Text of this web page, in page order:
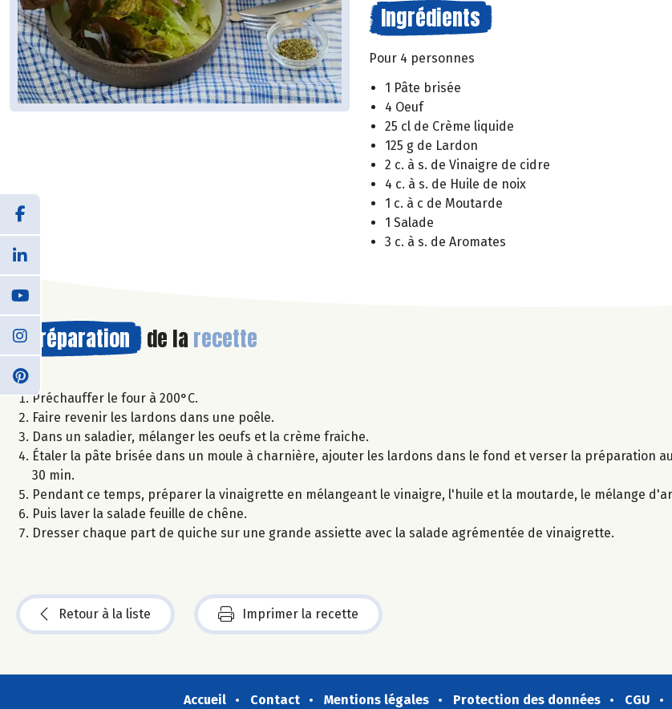
Ingrédients
Pour 4 personnes
1 Pâte brisée
4 Oeuf
25 cl de Crème liquide
125 g de Lardon
2 c. à s. de Vinaigre de cidre
4 c. à s. de Huile de noix
1 c. à c de Moutarde
1 Salade
3 c. à s. de Aromates
Préparation de la recette
Préchauffer le four à 200°C.
Faire revenir les lardons dans une poêle.
Dans un saladier, mélanger les oeufs et la crème fraiche.
Étaler la pâte brisée dans un moule à charnière, ajouter les lardons dans le fond et verser la préparation
30 min.
Pendant ce temps, préparer la vinaigrette en mélangeant le vinaigre, l'huile et la moutarde, le mélange
Puis laver la salade feuille de chêne.
Dresser chaque part de quiche sur une grande assiette avec la salade agrémentée de vinaigrette.
Retour à la liste Imprimer la recette
Accueil Contact Mentions légales Protection des données CGU